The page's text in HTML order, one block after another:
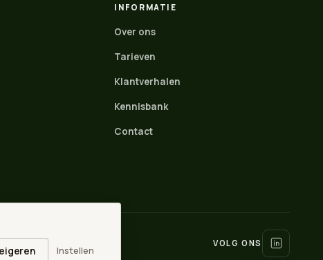
INFORMATIE
Over ons
Tarieven
Klantverhalen
Kennisbank
Contact
VOLG ONS
Stuur een mail
Instellen